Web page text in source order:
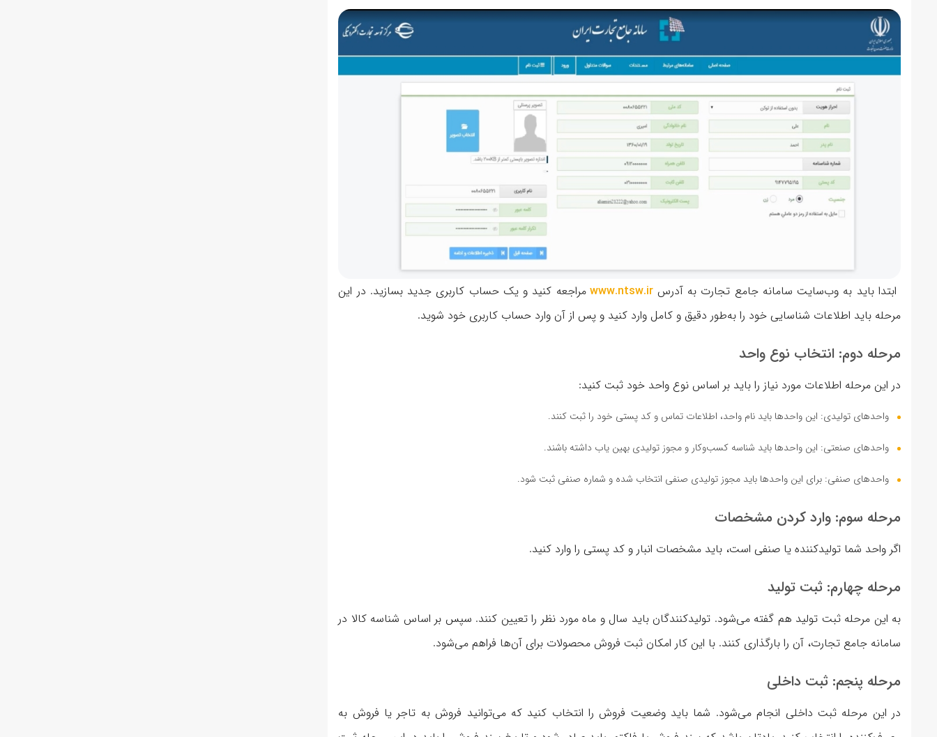
ابتدا باید به وب‌سایت سامانه جامع تجارت به آدرسwww.ntsw.ir مراجعه کنید و یک حساب کاربری جدید بسازید. در این
مرحله باید اطلاعات شناسایی خود را به‌طور دقیق و کامل وارد کنید و پس از آن وارد حساب کاربری خود شوید.
مرحله دوم: انتخاب نوع واحد
در این مرحله اطلاعات مورد نیاز را باید بر اساس نوع واحد خود ثبت کنید:
واحدهای تولیدی: این واحدها باید نام واحد، اطلاعات تماس و کد پستی خود را ثبت کنند.
واحدهای صنعتی: این واحدها باید شناسه کسب‌وکار و مجوز تولیدی بهین یاب داشته باشند.
واحدهای صنفی: برای این واحدها باید مجوز تولیدی صنفی انتخاب شده و شماره صنفی ثبت شود.
مرحله سوم: وارد کردن مشخصات
اگر واحد شما تولیدکننده یا صنفی است، باید مشخصات انبار و کد پستی را وارد کنید.
مرحله چهارم: ثبت تولید
به این مرحله ثبت تولید هم گفته می‌شود. تولیدکنندگان باید سال و ماه مورد نظر را تعیین کنند. سپس بر اساس شناسه کالا در
سامانه جامع تجارت، آن را بارگذاری کنند. با این کار امکان ثبت فروش محصولات برای آن‌ها فراهم می‌شود.
مرحله پنجم: ثبت داخلی
در این مرحله ثبت داخلی انجام می‌شود. شما باید وضعیت فروش را انتخاب کنید که می‌توانید فروش به تاجر یا فروش به